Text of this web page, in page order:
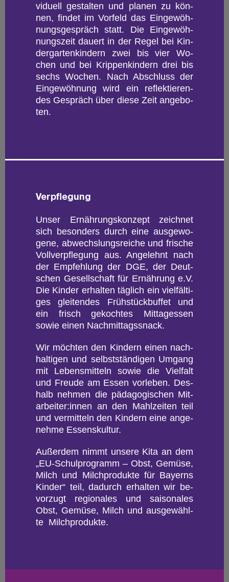
vi­du­ell ge­stal­ten und pla­nen zu kön­
nen, fin­det im Vor­feld das Ein­ge­wöh­
nungs­ge­spräch statt. Die Ein­ge­wöh­
nungs­zeit dau­ert in der Regel bei Kin­
der­gar­ten­kin­dern zwei bis vier Wo­
chen und bei Krip­pen­kin­dern drei bis
sechs Wo­chen. Nach Ab­schluss der
Ein­ge­wöh­nung wird ein re­flek­tie­ren­
des Ge­spräch über diese Zeit an­ge­bo­
ten.
Ver­pfle­gung
Unser Er­näh­rungs­kon­zept zeich­net
sich be­son­ders durch eine aus­ge­wo­
ge­ne, ab­wechs­lungs­rei­che und fri­sche
Voll­ver­pfle­gung aus. An­ge­lehnt nach
der Emp­feh­lung der DGE, der Deut­
schen Ge­sell­schaft für Er­näh­rung e.V.
Die Kin­der er­hal­ten täg­lich ein viel­fäl­ti­
ges glei­ten­des Früh­stück­buf­fet und
ein frisch ge­koch­tes Mit­tag­essen
sowie einen Nach­mit­tags­s­nack.
Wir möch­ten den Kin­dern einen nach­
hal­ti­gen und selbst­stän­di­gen Um­gang
mit Le­bens­mit­teln sowie die Viel­falt
und Freu­de am Essen vor­le­ben. Des­
halb neh­men die päd­ago­gi­schen Mit­
ar­bei­ter:innen an den Mahl­zei­ten teil
und ver­mit­teln den Kin­dern eine an­ge­
neh­me Es­sens­kul­tur.
Au­ßer­dem nimmt un­se­re Kita an dem
„EU-Schul­pro­gramm – Obst, Ge­mü­se,
Milch und Milch­pro­duk­te für Bay­erns
Kin­der“ teil, da­durch er­hal­ten wir be­
vor­zugt re­gio­na­les und sai­so­na­les
Obst, Ge­mü­se, Milch und aus­ge­wähl­
te Milch­pro­duk­te.